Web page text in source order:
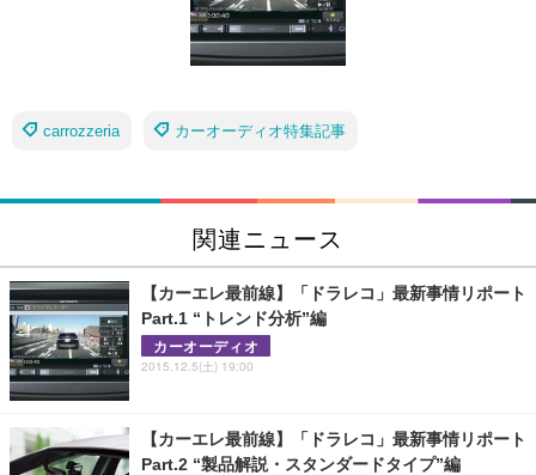
carrozzeria カーオーディオ特集記事
関連ニュース
【カーエレ最前線】「ドラレコ」最新事情リポート
Part.1 “トレンド分析”編
カーオーディオ
2015.12.5(土) 19:00
【カーエレ最前線】「ドラレコ」最新事情リポート
Part.2 “製品解説・スタンダードタイプ”編